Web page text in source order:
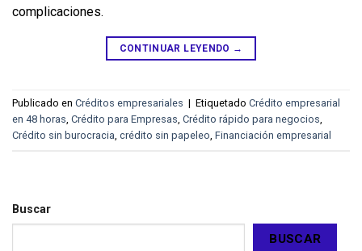
complicaciones.
CONTINUAR LEYENDO →
Publicado en Créditos empresariales | Etiquetado Crédito empresarial
en 48 horas, Crédito para Empresas, Crédito rápido para negocios,
Crédito sin burocracia, crédito sin papeleo, Financiación empresarial
Buscar
BUSCAR